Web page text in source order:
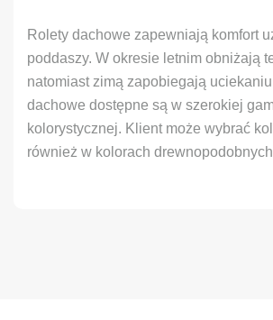
Rolety dachowe zapewniają komfort
poddaszy. W okresie letnim obniżają
natomiast zimą zapobiegają
dachowe dostępne są w szerokiej
kolorystycznej. Klient może wybrać
również w kolorach